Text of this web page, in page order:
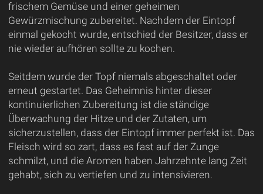
frischem Gemüse und einer geheimen
Gewürzmischung zubereitet. Nachdem der Eintopf
einmal gekocht wurde, entschied der Besitzer, dass er
nie wieder aufhören sollte zu kochen.
Seitdem wurde der Topf niemals abgeschaltet oder
erneut gestartet. Das Geheimnis hinter dieser
kontinuierlichen Zubereitung ist die ständige
Überwachung der Hitze und der Zutaten, um
sicherzustellen, dass der Eintopf immer perfekt ist. Das
Fleisch wird so zart, dass es fast auf der Zunge
schmilzt, und die Aromen haben Jahrzehnte lang Zeit
gehabt, sich zu vertiefen und zu intensivieren.